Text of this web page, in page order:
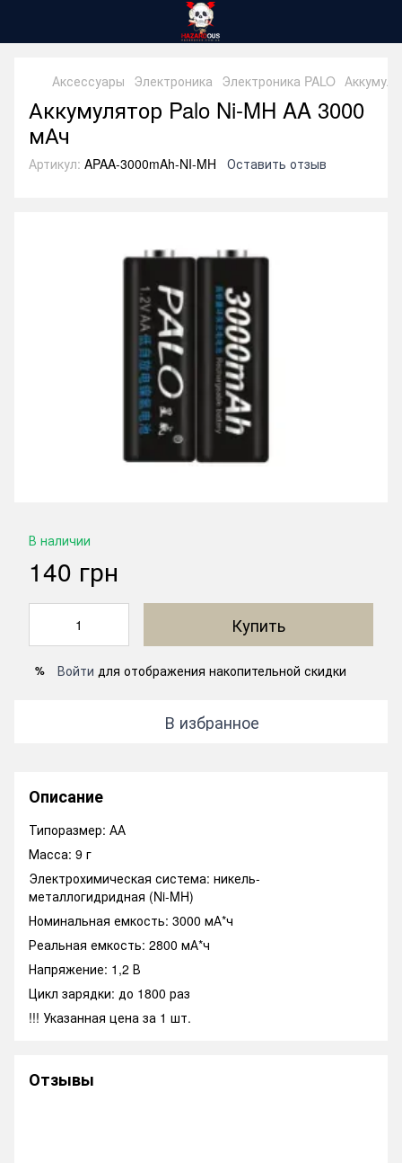
Аксессуары Электроника Электроника PALO
Аккумулятор Palo Ni-MH AA 3000
мАч
Артикул: APAA-3000mAh-NI-MH Оставить отзыв
В наличии
140 грн
Купить
% Войти для отображения накопительной скидки
В избранное
Описание
Типоразмер: АА
Масса: 9 г
Электрохимическая система: никель-
металлогидридная (Ni-MH)
Номинальная емкость: 3000 мА*ч
Реальная емкость: 2800 мА*ч
Напряжение: 1,2 В
Цикл зарядки: до 1800 раз
!!! Указанная цена за 1 шт.
Отзывы